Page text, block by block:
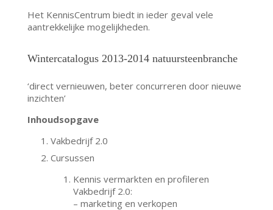
Het KennisCentrum biedt in ieder geval vele
aantrekkelijke mogelijkheden.
Wintercatalogus 2013-2014 natuursteenbranche
‘direct vernieuwen, beter concurreren door nieuwe
inzichten’
Inhoudsopgave
Vakbedrijf 2.0
Cursussen
Kennis vermarkten en profileren
Vakbedrijf 2.0:
– marketing en verkopen